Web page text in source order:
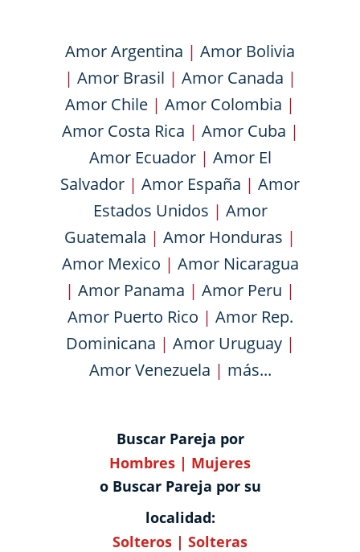
Amor Argentina | Amor Bolivia
| Amor Brasil | Amor Canada |
Amor Chile | Amor Colombia |
Amor Costa Rica | Amor Cuba |
Amor Ecuador| Amor El
Salvador | Amor España | Amor
Estados Unidos | Amor
Guatemala | Amor Honduras |
Amor Mexico | Amor Nicaragua
| Amor Panama | Amor Peru |
Amor Puerto Rico | Amor Rep.
Dominicana | Amor Uruguay|
Amor Venezuela | más...
Buscar Pareja por
Hombres | Mujeres
o Buscar Pareja por su
localidad:
Solteros | Solteras